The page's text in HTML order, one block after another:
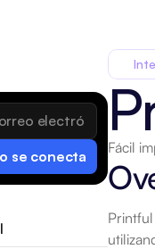
se conecta Fácil